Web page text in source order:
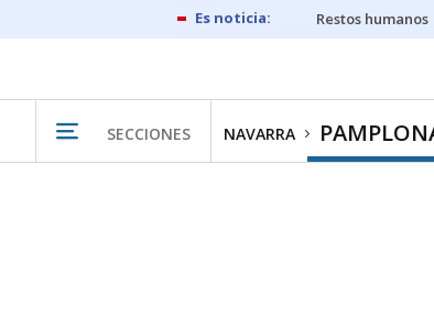
Restos humanos
SECCIONES NAVARRA